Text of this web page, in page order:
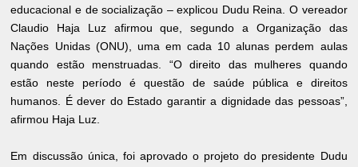
educacional e de socialização – explicou Dudu Reina. O vereador
Claudio Haja Luz afirmou que, segundo a Organização das
Nações Unidas (ONU), uma em cada 10 alunas perdem aulas
quando estão menstruadas. “O direito das mulheres quando
estão neste período é questão de saúde pública e direitos
humanos. É dever do Estado garantir a dignidade das pessoas”,
afirmou Haja Luz.
Em discussão única, foi aprovado o projeto do presidente Dudu